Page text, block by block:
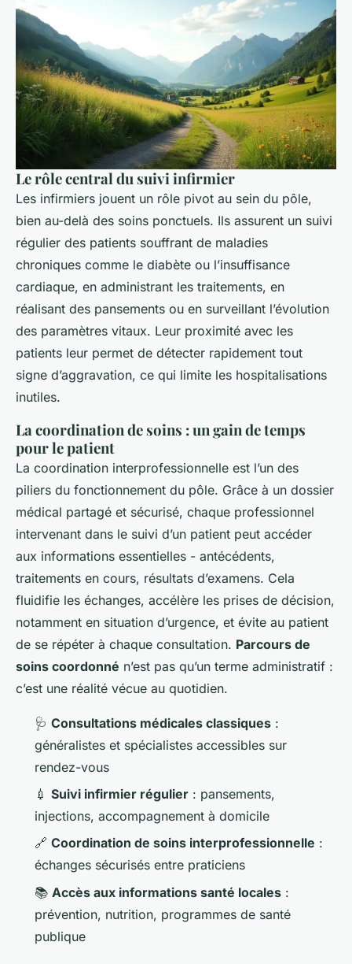
Le rôle central du suivi infirmier
Les infirmiers jouent un rôle pivot au sein du pôle,
bien au-delà des soins ponctuels. Ils assurent un suivi
régulier des patients souffrant de maladies
chroniques comme le diabète ou l’insuffisance
cardiaque, en administrant les traitements, en
réalisant des pansements ou en surveillant l’évolution
des paramètres vitaux. Leur proximité avec les
patients leur permet de détecter rapidement tout
signe d’aggravation, ce qui limite les hospitalisations
inutiles.
La coordination de soins : un gain de temps
pour le patient
La coordination interprofessionnelle est l’un des
piliers du fonctionnement du pôle. Grâce à un dossier
médical partagé et sécurisé, chaque professionnel
intervenant dans le suivi d’un patient peut accéder
aux informations essentielles - antécédents,
traitements en cours, résultats d’examens. Cela
fluidifie les échanges, accélère les prises de décision,
notamment en situation d’urgence, et évite au patient
de se répéter à chaque consultation. Parcours de
soins coordonné n’est pas qu’un terme administratif :
c’est une réalité vécue au quotidien.
🩺 Consultations médicales classiques :
généralistes et spécialistes accessibles sur
rendez-vous
💉 Suivi infirmier régulier : pansements,
injections, accompagnement à domicile
🔗 Coordination de soins interprofessionnelle :
échanges sécurisés entre praticiens
📚 Accès aux informations santé locales :
prévention, nutrition, programmes de santé
publique